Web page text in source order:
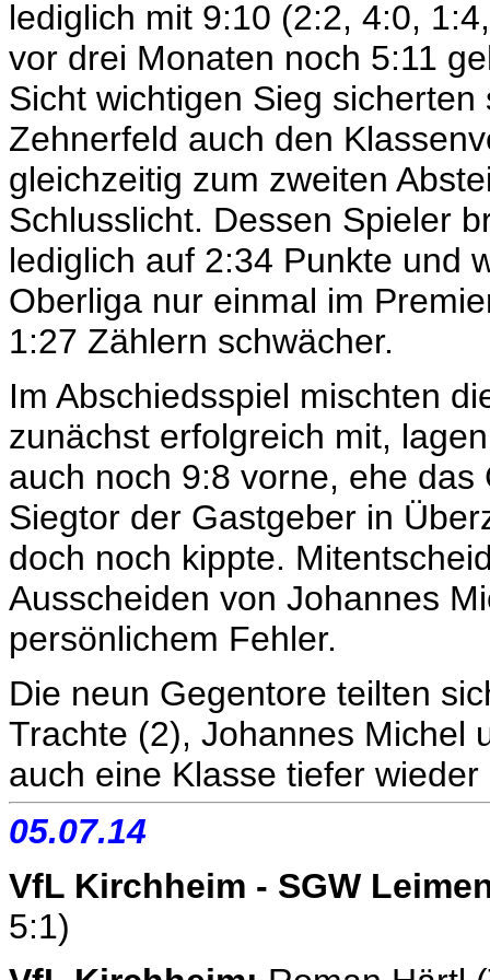
lediglich mit 9:10 (2:2, 4:0,
vor drei Monaten noch 5:11
Sicht wichtigen Sieg
Zehnerfeld auch den
gleichzeitig zum zweiten
Schlusslicht. Dessen Spieler
lediglich auf 2:34 Punkte und
Oberliga nur einmal im
1:27 Zählern schwächer.
Im Abschiedsspiel mischten
zunächst erfolgreich mit,
auch noch 9:8 vorne, ehe
Siegtor der Gastgeber in
doch noch kippte.
Ausscheiden von Johannes
persönlichem Fehler.
Die neun Gegentore teilten
Trachte (2), Johannes Michel
auch eine Klasse tiefer
05.07.14
VfL Kirchheim - SGW
5:1)